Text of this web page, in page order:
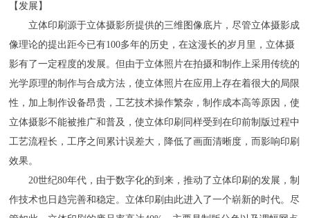
【发展】
立体印刷源于立体摄影所提供的三维图像底片，尽管立体摄影成
像理论的提出距今已有100多年的历史，在这漫长的岁月里，立体摄
影有了一定程度的发展。但由于立体照片在拍摄和制作上采用传统的
光学原理的制作与合成方法，使立体照片在应用上存在着很大的局限
性，加上制作设备昂贵，工艺技术操作繁杂，制作成本高等原因，使
立体摄影不能被推广和普及，使立体印刷同样受到在印前制版过程中
工艺流程长，工序之间累计误差大，降低了画面清晰度，而影响印刷
效果。
20世纪80年代，由于数字化的到来，推动了立体印刷的发展，制
作技术也日趋完善和稳定。立体印刷由此进入了一个崭新的时代。尽